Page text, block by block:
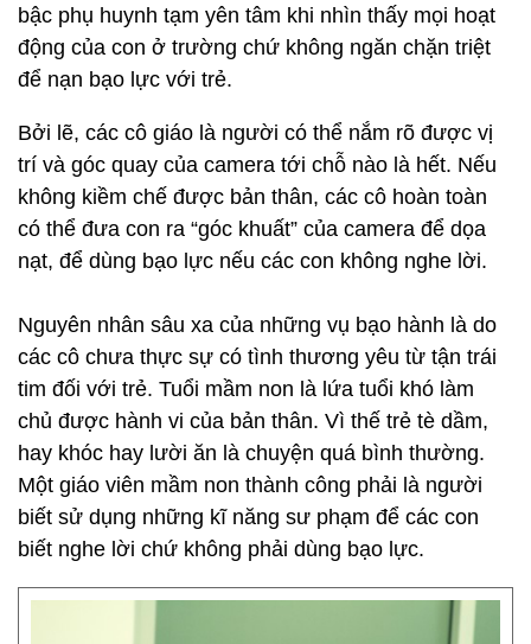
bậc phụ huynh tạm yên tâm khi nhìn thấy mọi hoạt
động của con ở trường chứ không ngăn chặn triệt
để nạn bạo lực với trẻ.
Bởi lẽ, các cô giáo là người có thể nắm rõ được vị
trí và góc quay của camera tới chỗ nào là hết. Nếu
không kiềm chế được bản thân, các cô hoàn toàn
có thể đưa con ra “góc khuất” của camera để dọa
nạt, để dùng bạo lực nếu các con không nghe lời.
Nguyên nhân sâu xa của những vụ bạo hành là do
các cô chưa thực sự có tình thương yêu từ tận trái
tim đối với trẻ. Tuổi mầm non là lứa tuổi khó làm
chủ được hành vi của bản thân. Vì thế trẻ tè dầm,
hay khóc hay lười ăn là chuyện quá bình thường.
Một giáo viên mầm non thành công phải là người
biết sử dụng những kĩ năng sư phạm để các con
biết nghe lời chứ không phải dùng bạo lực.